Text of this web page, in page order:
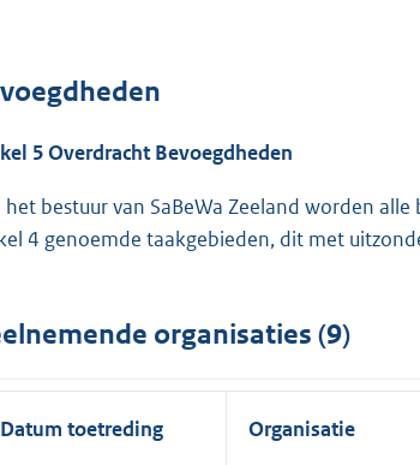
5 Overdracht Bevoegdheden
het bestuur van SaBeWa Zeeland worden
4 genoemde taakgebieden, dit met
organisaties (9)
Datum toetreding Organisatie